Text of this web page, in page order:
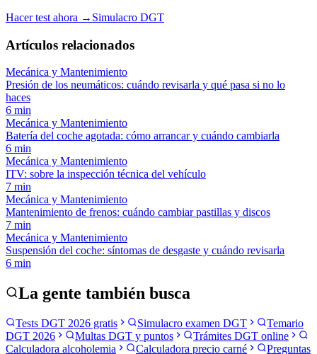
Hacer test ahora → Simulacro DGT
Artículos relacionados
Mecánica y Mantenimiento
Presión de los neumáticos: cuándo revisarla y qué pasa si no lo
haces
6 min
Mecánica y Mantenimiento
Batería del coche agotada: cómo arrancar y cuándo cambiarla
6 min
Mecánica y Mantenimiento
ITV: sobre la inspección técnica del vehículo
7 min
Mecánica y Mantenimiento
Mantenimiento de frenos: cuándo cambiar pastillas y discos
7 min
Mecánica y Mantenimiento
Suspensión del coche: síntomas de desgaste y cuándo revisarla
6 min
La gente también busca
Tests DGT 2026 gratis Simulacro examen DGT
Temario
DGT 2026
Multas DGT y puntos
Trámites DGT online
Calculadora alcoholemia
Calculadora precio carné Preguntas